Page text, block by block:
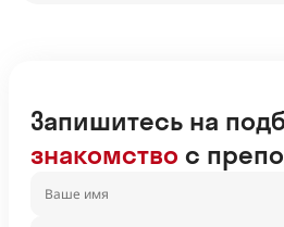
Запишитесь на
знакомство с